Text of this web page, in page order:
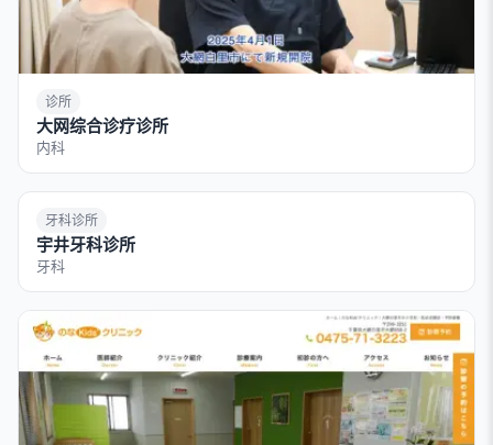
诊所
大网综合诊疗诊所
内科
牙科诊所
宇井牙科诊所
牙科